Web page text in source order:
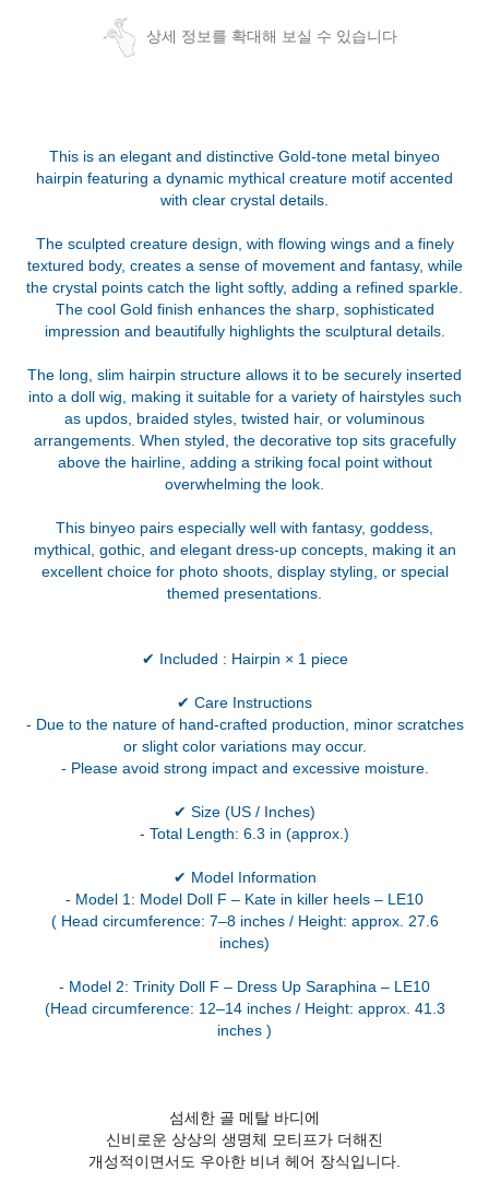
상세 정보를 확대해 보실 수 있습니다
This is an elegant and distinctive Gold-tone metal binyeo
hairpin featuring a dynamic mythical creature motif accented
with clear crystal details.
The sculpted creature design, with flowing wings and a finely
textured body, creates a sense of movement and fantasy, while
the crystal points catch the light softly, adding a refined sparkle.
The cool Gold finish enhances the sharp, sophisticated
impression and beautifully highlights the sculptural details.
The long, slim hairpin structure allows it to be securely inserted
into a doll wig, making it suitable for a variety of hairstyles such
as updos, braided styles, twisted hair, or voluminous
arrangements. When styled, the decorative top sits gracefully
above the hairline, adding a striking focal point without
overwhelming the look.
This binyeo pairs especially well with fantasy, goddess,
mythical, gothic, and elegant dress-up concepts, making it an
excellent choice for photo shoots, display styling, or special
themed presentations.
✔ Included : Hairpin × 1 piece
✔ Care Instructions
- Due to the nature of hand-crafted production, minor scratches
or slight color variations may occur.
- Please avoid strong impact and excessive moisture.
✔ Size (US / Inches)
- Total Length: 6.3 in (approx.)
✔ Model Information
- Model 1: Model Doll F – Kate in killer heels – LE10
( Head circumference: 7–8 inches / Height: approx. 27.6
inches)
- Model 2: Trinity Doll F – Dress Up Saraphina – LE10
(Head circumference: 12–14 inches / Height: approx. 41.3
inches )
섬세한 골 메탈 바디에
신비로운 상상의 생명체 모티프가 더해진
개성적이면서도 우아한 비녀 헤어 장식입니다.